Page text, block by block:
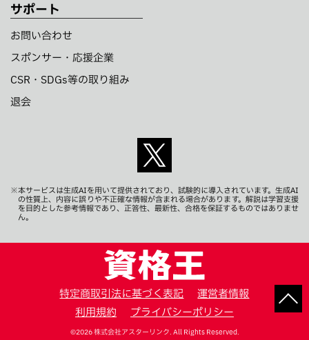
サポート
お問い合わせ
スポンサー・応援企業
CSR・SDGs等の取り組み
退会
※本サービスは生成AIを用いて提供されており、試験的に導入されています。生成AI
の性質上、内容に誤りや不正確な情報が含まれる場合があります。解説は学習支援
を目的とした参考情報であり、正答性、最新性、合格を保証するものではありませ
ん。
特定商取引法に基づく表記
運営者情報
利用規約
プライバシーポリシー
©2026 株式会社アスターリンク. All Rights Reserved.